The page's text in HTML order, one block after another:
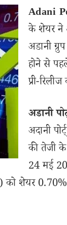
Adani
के शेयर ने
अडानी
होने से
प्री-
अडानी
अदानी
की तेजी के
24 मई
शेयर 0.70%